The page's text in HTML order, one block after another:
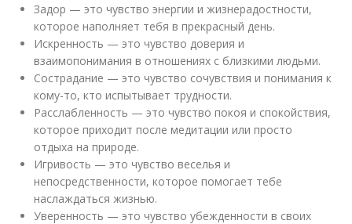
Задор — это чувство энергии и жизнерадостности,
которое наполняет тебя в прекрасный день.
Искренность — это чувство доверия и
взаимопонимания в отношениях с близкими людьми.
Сострадание — это чувство сочувствия и понимания к
кому-то, кто испытывает трудности.
Расслабленность — это чувство покоя и спокойствия,
которое приходит после медитации или просто
отдыха на природе.
Игривость — это чувство веселья и
непосредственности, которое помогает тебе
наслаждаться жизнью.
Уверенность — это чувство убежденности в своих